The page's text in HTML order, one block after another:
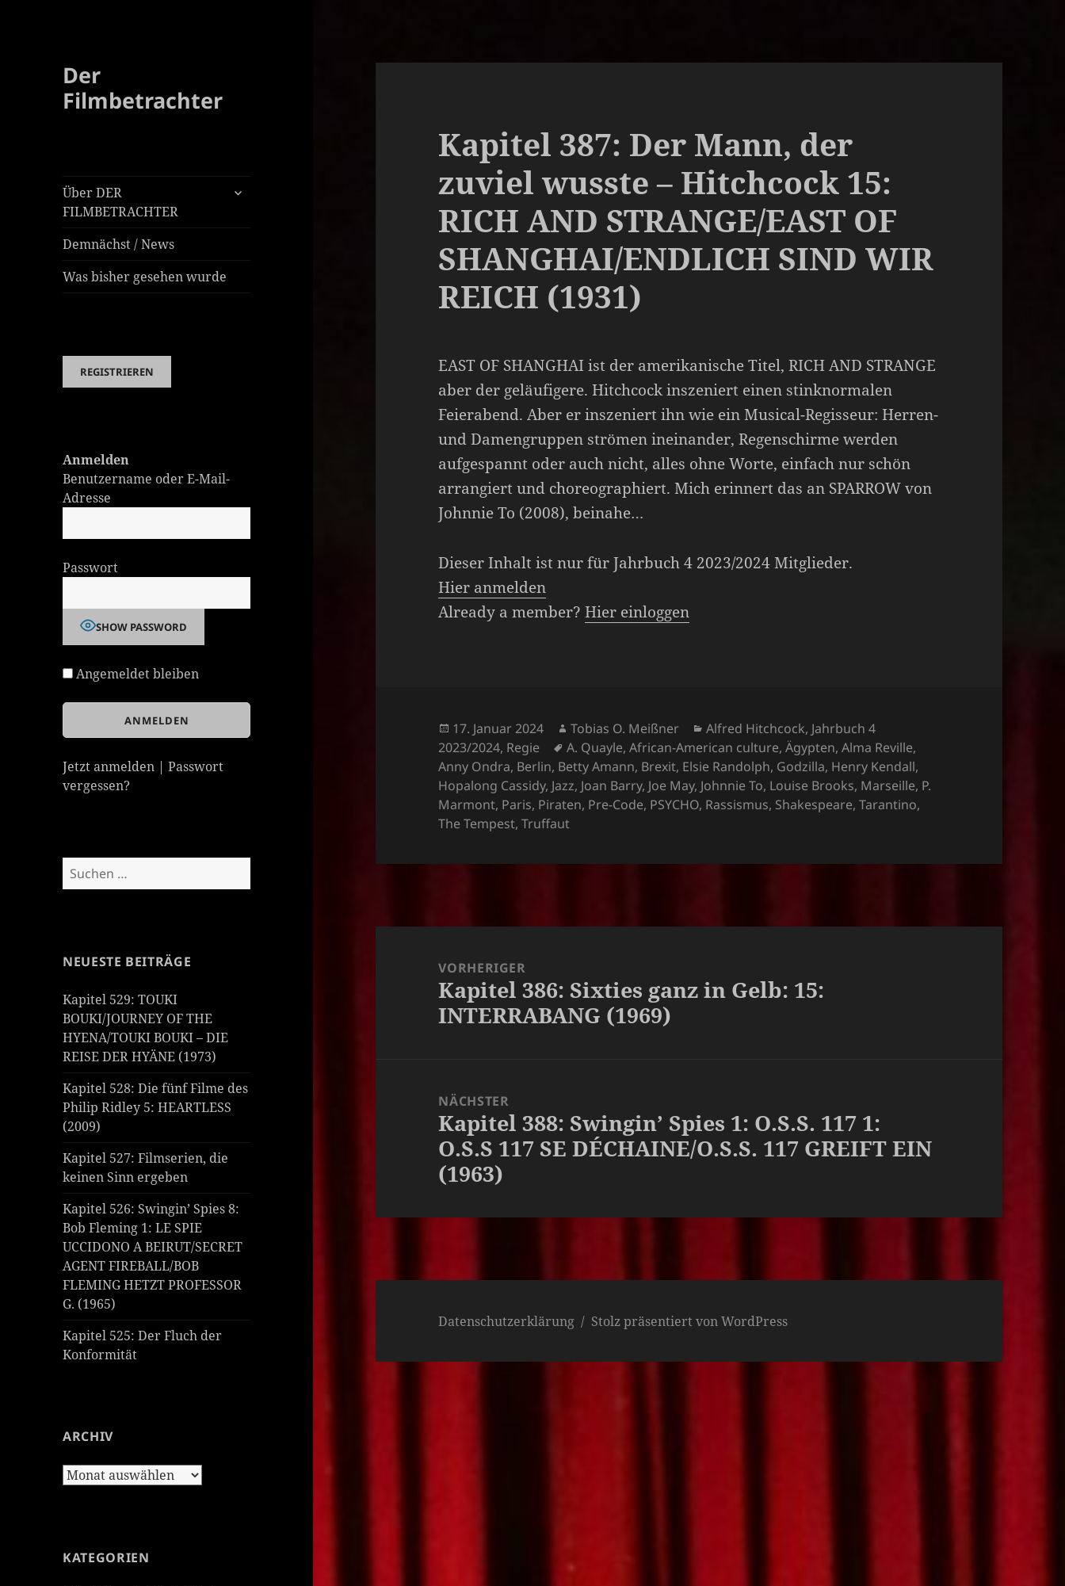
Der
Filmbetrachter
Über DER
FILMBETRACHTER
untermenü
Demnächst / News
Was bisher gesehen wurde
Anmelden
Benutzername oder E-Mail-
Adresse
Passwort
SHOW PASSWORD
Angemeldet bleiben
Jetzt anmelden |Passwort
vergessen?
Suchen
nach:
NEUESTE BEITRÄGE
Kapitel 529: TOUKI
BOUKI/JOURNEY OF THE
HYENA/TOUKI BOUKI – DIE
REISE DER HYÄNE (1973)
Kapitel 528: Die fünf Filme des
Philip Ridley 5: HEARTLESS
(2009)
Kapitel 527: Filmserien, die
keinen Sinn ergeben
Kapitel 526: Swingin’ Spies 8:
Bob Fleming 1: LE SPIE
UCCIDONO A BEIRUT/SECRET
AGENT FIREBALL/BOB
FLEMING HETZT PROFESSOR
G. (1965)
Kapitel 525: Der Fluch der
Konformität
ARCHIV
Archiv
KATEGORIEN
Kapitel 387: Der Mann, der
zuviel wusste – Hitchcock 15:
RICH AND STRANGE/EAST OF
SHANGHAI/ENDLICH SIND WIR
REICH (1931)
EAST OF SHANGHAI ist der amerikanische Titel, RICH AND STRANGE
aber der geläufigere. Hitchcock inszeniert einen stinknormalen
Feierabend. Aber er inszeniert ihn wie ein Musical-Regisseur: Herren-
und Damengruppen strömen ineinander, Regenschirme werden
aufgespannt oder auch nicht, alles ohne Worte, einfach nur schön
arrangiert und choreographiert. Mich erinnert das an SPARROW von
Johnnie To (2008), beinahe…
Dieser Inhalt ist nur für Jahrbuch 4 2023/2024 Mitglieder.
Hier anmelden
Already a member?Hier einloggen
Veröffentlicht
am
17. Januar 2024 Autor
Tobias O. Meißner Kategorien
Alfred Hitchcock, Jahrbuch 4
2023/2024, Regie Schlagwörter
A. Quayle,African-American culture,Ägypten,Alma Reville,
Anny Ondra, Berlin, Betty Amann, Brexit, Elsie Randolph, Godzilla, Henry Kendall,
Hopalong Cassidy, Jazz, Joan Barry, Joe May, Johnnie To, Louise Brooks, Marseille, P.
Marmont, Paris, Piraten, Pre-Code, PSYCHO, Rassismus, Shakespeare,Tarantino,
The Tempest,Truffaut
VORHERIGER
Vorheriger
Beitrag:
Kapitel 386: Sixties ganz in Gelb: 15:
INTERRABANG (1969)
NÄCHSTER
Nächster
Beitrag:
Kapitel 388: Swingin’ Spies 1: O.S.S. 117 1:
O.S.S 117 SE DÉCHAINE/O.S.S. 117 GREIFT EIN
(1963)
Datenschutzerklärung Stolz präsentiert von WordPress